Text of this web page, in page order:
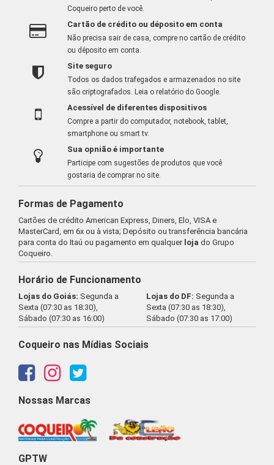
Coqueiro perto de você.
Cartão de crédito ou déposito em conta
Não precisa sair de casa, compre no cartão de crédito
ou déposito em conta.
Site seguro
Todos os dados trafegados e armazenados no site
são criptografados. Leia o relatório do Google.
Acessível de diferentes dispositivos
Compre a partir do computador, notebook, tablet,
smartphone ou smart tv.
Sua opnião é importante
Participe com sugestões de produtos que você
gostaria de comprar no site.
Formas de Pagamento
Cartões de crédito American Express, Diners, Elo, VISA e
MasterCard, em 6x ou à vista; Depósito ou transferência bancária
para conta do Itaú ou pagamento em qualquer loja do Grupo
Coqueiro.
Horário de Funcionamento
Lojas do Goiás: Segunda a
Sexta (07:30 as 18:30),
Sábado (07:30 as 16:00)
Lojas do DF: Segunda a
Sexta (07:30 as 18:30),
Sábado (07:30 as 17:00)
Coqueiro nas Mídias Sociais
Nossas Marcas
GPTW